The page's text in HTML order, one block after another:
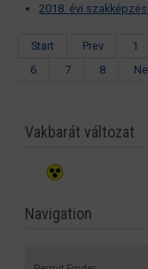
2018. évi
Start Prev 1
6
7 8
Vakbarát változat
Navigation